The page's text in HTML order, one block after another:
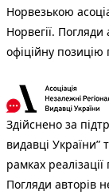
Норвезькою
Норвегії.
офіційну
Здійснено за
видавці
рамках
Погляди авторів